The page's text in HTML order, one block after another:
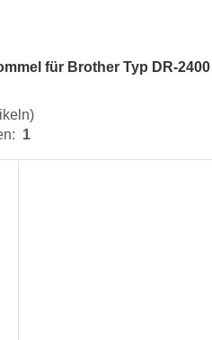
für Brother Typ DR-2400
1